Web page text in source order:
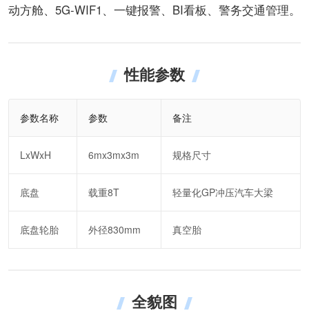
动方舱、5G-WIF1、一键报警、BI看板、警务交通管理。
性能参数
参数名称 参数 备注
LxWxH 6mx3mx3m 规格尺寸
底盘 载重8T 轻量化GP冲压汽车大梁
底盘轮胎 外径830mm 真空胎
全貌图